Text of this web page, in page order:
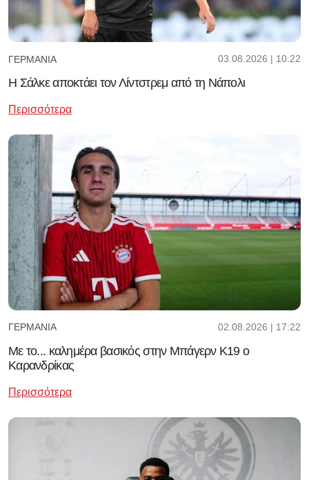
ΓΕΡΜΑΝΊΑ 03.08.2026 | 10:22
Η Σάλκε αποκτάει τον Λίντστρεμ από τη Νάπολι
Περισσότερα
ΓΕΡΜΑΝΊΑ 02.08.2026 | 17:22
Με το... καλημέρα βασικός στην Μπάγερν Κ19 ο
Καρανδρίκας
Περισσότερα